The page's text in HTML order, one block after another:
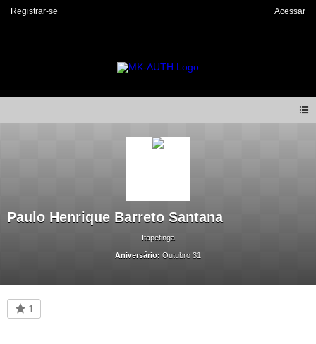
Registrar-se Acessar
Paulo Henrique Barreto Santana
Itapetinga
Aniversário: Outubro 31
1